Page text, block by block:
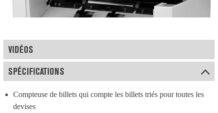
VIDÉOS
SPÉCIFICATIONS
Compteuse de billets qui compte les billets triés pour toutes les
devises